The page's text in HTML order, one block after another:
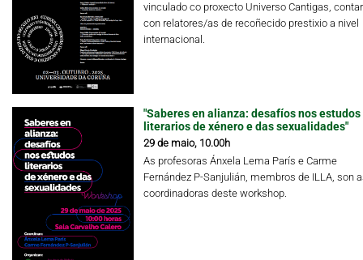
vinculado co proxecto Universo Cantigas,
con relatores/as de recoñecido prestixio a nivel
internacional.
"Saberes en alianza: desafíos nos estudos
literarios de xénero e das sexualidades"
29 de maio, 10.00h
As profesoras Ánxela Lema París e Carme
Fernández P-Sanjulián, membros de ILLA, son
coordinadoras deste workshop.